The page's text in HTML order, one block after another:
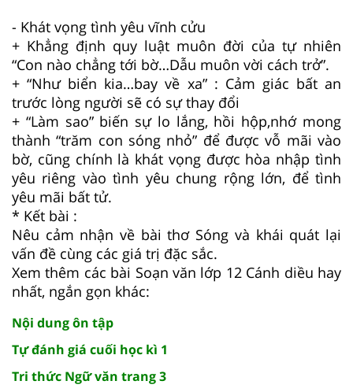
- Khát vọng tình yêu vĩnh cửu
+ Khẳng định quy luật muôn đời của tự nhiên
“Con nào chẳng tới bờ…Dẫu muôn vời cách trở”.
+ “Như biển kia…bay về xa” : Cảm giác bất an
trước lòng người sẽ có sự thay đổi
+ “Làm sao” biến sự lo lắng, hồi hộp,nhớ mong
thành “trăm con sóng nhỏ” để được vỗ mãi vào
bờ, cũng chính là khát vọng được hòa nhập tình
yêu riêng vào tình yêu chung rộng lớn, để tình
yêu mãi bất tử.
* Kết bài :
Nêu cảm nhận về bài thơ Sóng và khái quát lại
vấn đề cùng các giá trị đặc sắc.
Xem thêm các bài Soạn văn lớp 12 Cánh diều hay
nhất, ngắn gọn khác:
Nội dung ôn tập
Tự đánh giá cuối học kì 1
Tri thức Ngữ văn trang 3